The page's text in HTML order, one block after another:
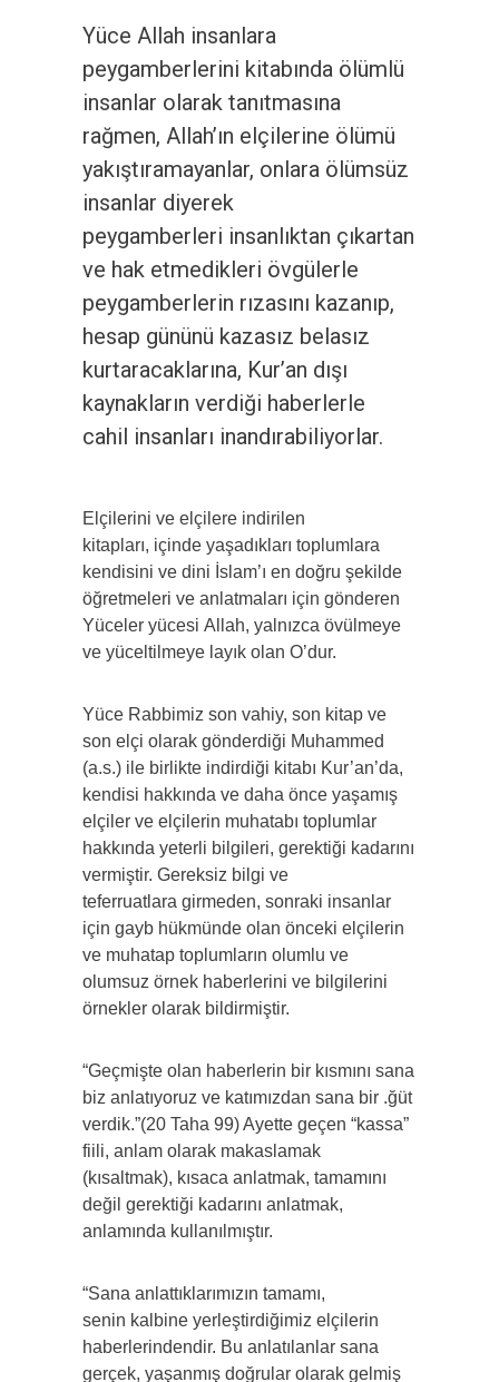
Yüce Allah insanlara
peygamberlerini kitabında ölümlü
insanlar olarak tanıtmasına
rağmen, Allah’ın elçilerine ölümü
yakıştıramayanlar, onlara ölümsüz
insanlar diyerek
peygamberleri insanlıktan çıkartan
ve hak etmedikleri övgülerle
peygamberlerin rızasını kazanıp,
hesap gününü kazasız belasız
kurtaracaklarına, Kur’an dışı
kaynakların verdiği haberlerle
cahil insanları inandırabiliyorlar.
Elçilerini ve elçilere indirilen
kitapları, içinde yaşadıkları toplumlara
kendisini ve dini İslam’ı en doğru şekilde
öğretmeleri ve anlatmaları için gönderen
Yüceler yücesi Allah, yalnızca övülmeye
ve yüceltilmeye layık olan O’dur.
Yüce Rabbimiz son vahiy, son kitap ve
son elçi olarak gönderdiği Muhammed
(a.s.) ile birlikte indirdiği kitabı Kur’an’da,
kendisi hakkında ve daha önce yaşamış
elçiler ve elçilerin muhatabı toplumlar
hakkında yeterli bilgileri, gerektiği kadarını
vermiştir. Gereksiz bilgi ve
teferruatlara girmeden, sonraki insanlar
için gayb hükmünde olan önceki elçilerin
ve muhatap toplumların olumlu ve
olumsuz örnek haberlerini ve bilgilerini
örnekler olarak bildirmiştir.
“Geçmişte olan haberlerin bir kısmını sana
biz anlatıyoruz ve katımızdan sana bir .ğüt
verdik.”(20 Taha 99) Ayette geçen “kassa”
fiili, anlam olarak makaslamak
(kısaltmak), kısaca anlatmak, tamamını
değil gerektiği kadarını anlatmak,
anlamında kullanılmıştır.
“Sana anlattıklarımızın tamamı,
senin kalbine yerleştirdiğimiz elçilerin
haberlerindendir. Bu anlatılanlar sana
gerçek, yaşanmış doğrular olarak gelmiş